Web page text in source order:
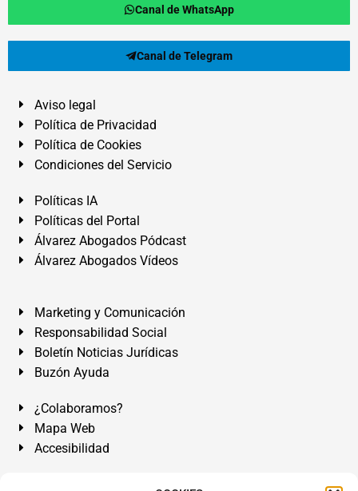
Canal de WhatsApp
Canal de Telegram
Aviso legal
Política de Privacidad
Política de Cookies
Condiciones del Servicio
Políticas IA
Políticas del Portal
Álvarez Abogados Pódcast
Álvarez Abogados Vídeos
Marketing y Comunicación
Responsabilidad Social
Boletín Noticias Jurídicas
Buzón Ayuda
¿Colaboramos?
Mapa Web
Accesibilidad